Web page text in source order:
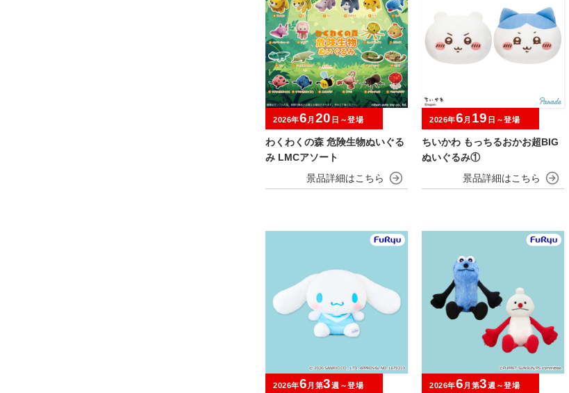
わくわくの森 危険生物ぬいぐる
み LMCアソート
2026年6 月 20 日～登場
ちいかわ もっちるおかお超BIG
ぬいぐるみ①
2026年6 月 19 日～登場
2026年6 月第3週～登場 2026年6 月第3週～登場